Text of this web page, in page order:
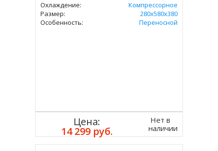
Охлаждение:
Компрессорное
Размер:
280х580х380
Особенность:
Переносной
Цена:
14 299 руб.
Нет в
наличии